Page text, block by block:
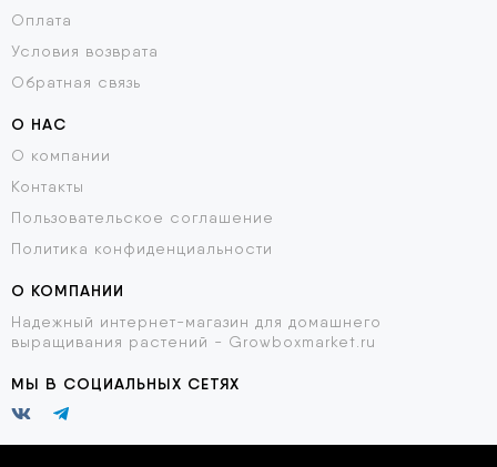
Оплата
Условия возврата
Обратная связь
О НАС
О компании
Контакты
Пользовательское соглашение
Политика конфиденциальности
О КОМПАНИИ
Надежный интернет-магазин для домашнего
выращивания растений - Growboxmarket.ru
МЫ В СОЦИАЛЬНЫХ СЕТЯХ